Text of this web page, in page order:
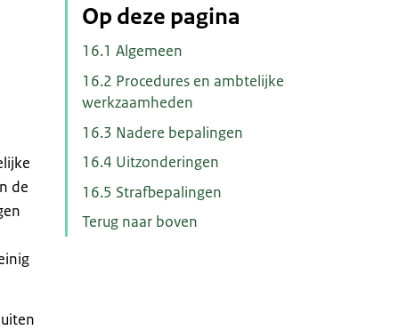
Op deze pagina
16.1 Algemeen
16.2 Procedures en ambtelijke
werkzaamheden
16.3 Nadere bepalingen
16.4 Uitzonderingen
16.5 Strafbepalingen
Terug naar boven
de